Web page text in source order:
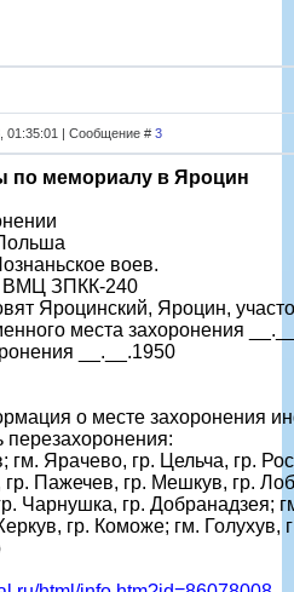
01:35:01 | Сообщение # 3
по мемориалу в Яроцин
воев.
ВМЦ ЗПКК-240
Яроцинский, Яроцин,
места захоронения
__.__.1950
о месте захоронения
перезахоронения:
гм. Ярачево, гр. Цельча, гр.
Пажечев, гр. Мешкув, гр.
Чарнушка, гр. Добранадзея;
гр. Коможе; гм. Голухув,